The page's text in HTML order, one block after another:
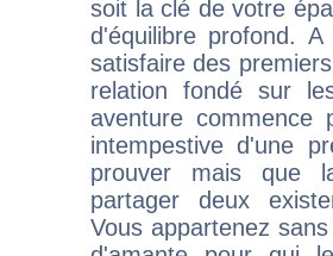
soit la clé de votre
d'équilibre profond.
satisfaire des
relation fondé sur
aventure commence
intempestive d'une
prouver mais que
partager deux
Vous appartenez